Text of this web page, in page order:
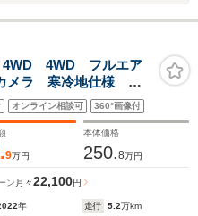
4WD 4WD フルエア
メラ 寒冷地仕様 衝
リアゲート レザー
サー スマートキー
オンライン相談可 360°画像付
9万円
本体価格
250.8万円
ン 月々22,100円
年 走行 5.2万km